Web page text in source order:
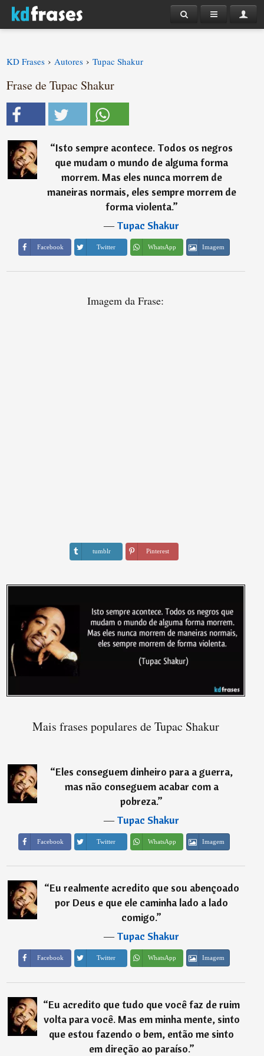
KD Frases › Autores › Tupac Shakur
Frase de Tupac Shakur
“Isto sempre acontece. Todos os negros
que mudam o mundo de alguma forma
morrem. Mas eles nunca morrem de
maneiras normais, eles sempre morrem de
forma violenta.”
―Tupac Shakur
Facebook Twitter WhatsApp Imagem
Imagem da Frase:
tumblr Pinterest
Mais frases populares de Tupac Shakur
“Eles conseguem dinheiro para a guerra,
mas não conseguem acabar com a
pobreza.”
―Tupac Shakur
Facebook Twitter WhatsApp Imagem
“Eu realmente acredito que sou abençoado
por Deus e que ele caminha lado a lado
comigo.”
―Tupac Shakur
Facebook Twitter WhatsApp Imagem
“Eu acredito que tudo que você faz de ruim
volta para você. Mas em minha mente, sinto
que estou fazendo o bem, então me sinto
em direção ao paraíso.”